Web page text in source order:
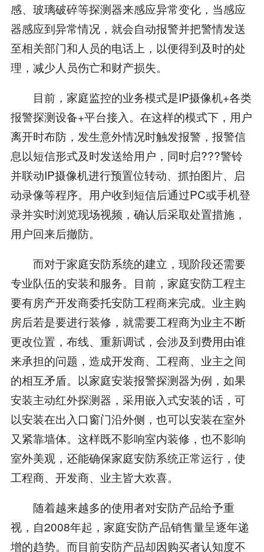
感、玻璃破碎等探测器来感应异常变化，当感应
器感应到异常情况，就会自动报警并把警情发送
至相关部门和人员的电话上，以便得到及时的处
理，减少人员伤亡和财产损失。
目前，家庭监控的业务模式是IP摄像机+各类
报警探测设备+平台接入。在这样的模式下，用户
离开时布防，发生意外情况时触发报警，报警信
息以短信形式及时发送给用户，同时启???警铃
并联动IP摄像机进行预置位转动、抓拍图片、启
动录像等程序。用户收到短信后通过PC或手机登
录并实时浏览现场视频，确认后采取处置措施，
用户回来后撤防。
而对于家庭安防系统的建立，现阶段还需要
专业队伍的安装和服务。目前，家庭安防工程主
要有房产开发商委托安防工程商来完成。业主购
房后若是要进行装修，就需要工程商为业主不断
更改位置，布线、重新调试，会涉及到费用由谁
来承担的问题，造成开发商、工程商、业主之间
的相互矛盾。以家庭安装报警探测器为例，如果
安装主动红外探测器，采用嵌入式安装的话，可
以安装在出入口窗门沿外侧，也可以安装在室外
又紧靠墙体。这样既不影响室内装修，也不影响
室外美观，还能确保家庭安防系统正常运行，使
工程商、开发商、业主皆大欢喜。
随着越来越多的使用者对安防产品给予重
视，自2008年起，家庭安防产品销售量呈逐年递
增的趋势。而目前安防产品却因购买者认知度不